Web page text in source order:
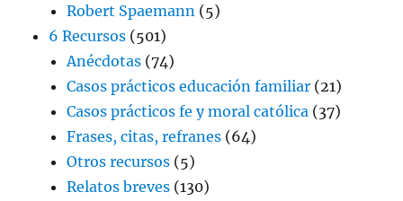
Robert Spaemann (5)
6 Recursos (501)
Anécdotas (74)
Casos prácticos educación familiar (21)
Casos prácticos fe y moral católica (37)
Frases, citas, refranes (64)
Otros recursos (5)
Relatos breves (130)